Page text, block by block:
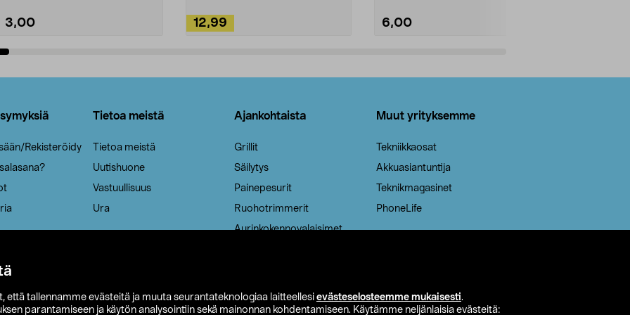
että tallennamme evästeitä ja muuta seurantateknologiaa laitteellesi evästeselosteemme mukaisesti.
parantamiseen ja käytön analysointiin sekä mainonnan kohdentamiseen. Käytämme neljänlaisia evästeitä:
3,00 12,99 6,00
Rekisteröidy
Tietoa meistä
Tietoa meistä
Uutishuone
Vastuullisuus
Ura
Ajankohtaista
Grillit
Säilytys
Painepesurit
Ruohotrimmerit
Aurinkokennovalaisimet
Muut yrityksemme
Tekniikkaosat
Akkuasiantuntija
Teknikmagasinet
PhoneLife